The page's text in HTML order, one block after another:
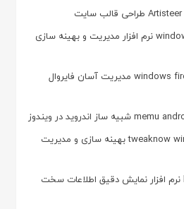
دانلود windows manager 2.3.3 نرم افزار مدیریت و بهینه سازی
دانلود windows firewall control 6.26 مدیریت آسان فایروال
دانلود tweaknow winsecret plus 8.0.2 بهینه سازی و مدیریت
دانلود hwinfo 8.42.5930 نرم افزار نمایش دقیق اطلاعات سخت